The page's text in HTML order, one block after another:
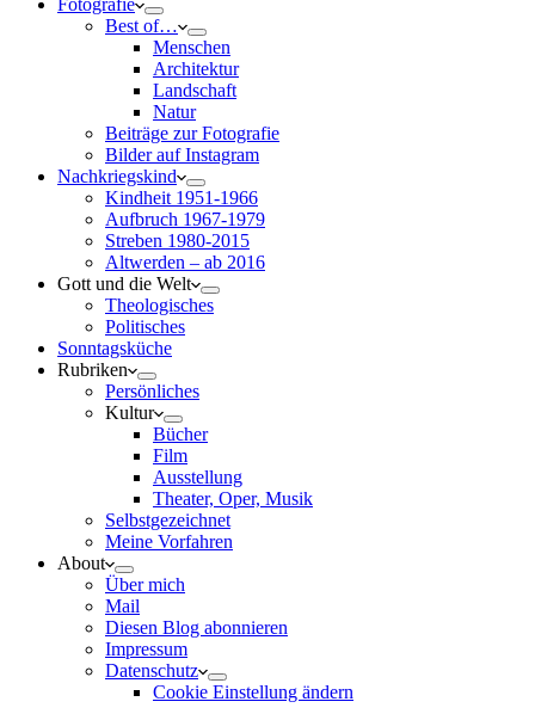
Fotografie
Best of…
Menschen
Architektur
Landschaft
Natur
Beiträge zur Fotografie
Bilder auf Instagram
Nachkriegskind
Kindheit 1951-1966
Aufbruch 1967-1979
Streben 1980-2015
Altwerden – ab 2016
Gott und die Welt
Theologisches
Politisches
Sonntagsküche
Rubriken
Persönliches
Kultur
Bücher
Film
Ausstellung
Theater, Oper, Musik
Selbstgezeichnet
Meine Vorfahren
About
Über mich
Mail
Diesen Blog abonnieren
Impressum
Datenschutz
Cookie Einstellung ändern